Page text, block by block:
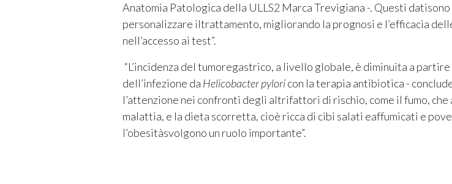
Anatomia Patologica della ULLS2 Marca Trevigiana -. Questi
personalizzare iltrattamento, migliorando la prognosi e l’efficacia
nell’accesso ai test”.
“L’incidenza del tumoregastrico, a livello globale, è diminuita a
dell’infezione da Helicobacter pyloricon la terapia antibiotica -
l’attenzione nei confronti degli altrifattori di rischio, come il fumo,
malattia, e la dieta scorretta, cioè ricca di cibi salati eaffumicati e
l’obesitàsvolgono un ruolo importante”.